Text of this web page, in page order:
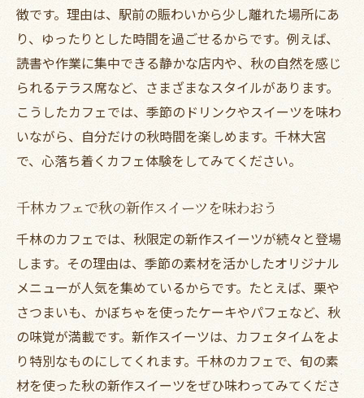
徴です。理由は、駅前の賑わいから少し離れた場所にあ
り、ゆったりとした時間を過ごせるからです。例えば、
読書や作業に集中できる静かな店内や、秋の自然を感じ
られるテラス席など、さまざまなスタイルがあります。
こうしたカフェでは、季節のドリンクやスイーツを味わ
いながら、自分だけの秋時間を楽しめます。千林大宮
で、心落ち着くカフェ体験をしてみてください。
千林カフェで秋の新作スイーツを味わおう
千林のカフェでは、秋限定の新作スイーツが続々と登場
します。その理由は、季節の素材を活かしたオリジナル
メニューが人気を集めているからです。たとえば、栗や
さつまいも、かぼちゃを使ったケーキやパフェなど、秋
の味覚が満載です。新作スイーツは、カフェタイムをよ
り特別なものにしてくれます。千林のカフェで、旬の素
材を使った秋の新作スイーツをぜひ味わってみてくださ